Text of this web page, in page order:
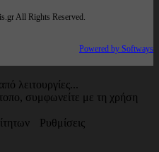
All Rights Reserved.
Powered by Softways
λειτουργίες...
συμφωνείτε με τη χρήση
Ρυθμίσεις